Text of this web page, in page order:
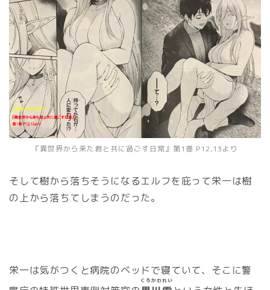
『異世界から来た君と共に過ごす日常』第1巻 P12,13より
そして樹から落ちそうになるエルフを庇って栄一は樹
の上から落ちてしまうのだった。
栄一は気がつくと病院のベッドで寝ていて、そこに警
くろかわれい